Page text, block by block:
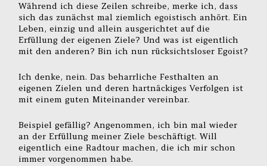
Während ich diese Zeilen schreibe, merke ich, dass
sich das zunächst mal ziemlich egoistisch anhört. Ein
Leben, einzig und allein ausgerichtet auf die
Erfüllung der eigenen Ziele? Und was ist eigentlich
mit den anderen? Bin ich nun rücksichtsloser Egoist?
Ich denke, nein. Das beharrliche Festhalten an
eigenen Zielen und deren hartnäckiges Verfolgen ist
mit einem guten Miteinander vereinbar.
Beispiel gefällig? Angenommen, ich bin mal wieder
an der Erfüllung meiner Ziele beschäftigt. Will
eigentlich eine Radtour machen, die ich mir schon
immer vorgenommen habe.